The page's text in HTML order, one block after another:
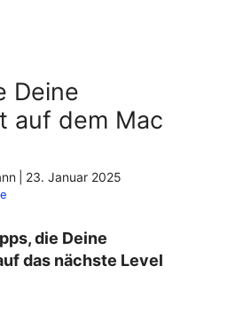
Deine
auf dem Mac
23. Januar 2025
die Deine
das nächste Level